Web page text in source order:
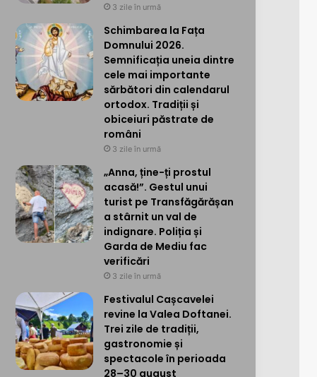
3 zile în urmă
Schimbarea la Fața
Domnului 2026.
Semnificația uneia dintre
cele mai importante
sărbători din calendarul
ortodox. Tradiții și
obiceiuri păstrate de
români
3 zile în urmă
„Anna, ține-ți prostul
acasă!”. Gestul unui
turist pe Transfăgărășan
a stârnit un val de
indignare. Poliția și
Garda de Mediu fac
verificări
3 zile în urmă
Festivalul Cașcavelei
revine la Valea Doftanei.
Trei zile de tradiții,
gastronomie și
spectacole în perioada
28–30 august